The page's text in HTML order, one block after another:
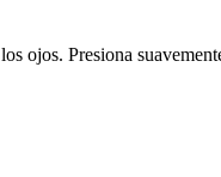
ojos. Presiona